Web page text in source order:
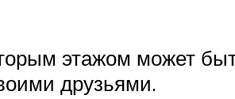
этажом может
друзьями.